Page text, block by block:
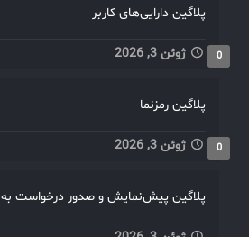
پلاگین دارایی‌های کاربر
ژوئن 3, 2026 0
پلاگین رمزنما
ژوئن 3, 2026 0
پلاگین پیش‌نمایش و صدور درخواست به PDF